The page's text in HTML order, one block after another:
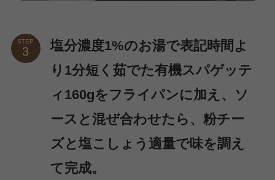
STEP
塩分濃度1%のお湯で表記時間よ
り1分短く茹でた有機スパゲッテ
ィ160gをフライパンに加え、ソ
ースと混ぜ合わせたら、粉チー
ズと塩こしょう適量で味を調え
て完成。